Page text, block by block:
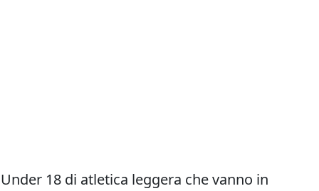
18 di atletica leggera che vanno in